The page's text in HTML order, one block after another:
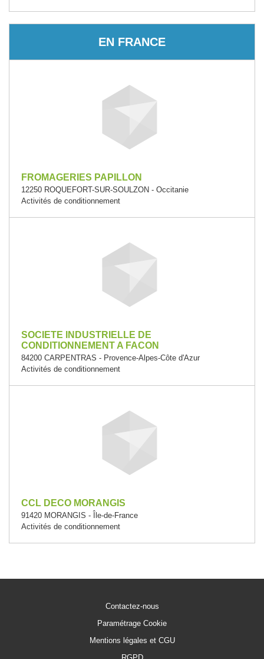
EN FRANCE
FROMAGERIES PAPILLON
12250 ROQUEFORT-SUR-SOULZON - Occitanie
Activités de conditionnement
SOCIETE INDUSTRIELLE DE
CONDITIONNEMENT A FACON
84200 CARPENTRAS - Provence-Alpes-Côte d'Azur
Activités de conditionnement
CCL DECO MORANGIS
91420 MORANGIS - Île-de-France
Activités de conditionnement
Contactez-nous
Paramétrage Cookie
Mentions légales et CGU